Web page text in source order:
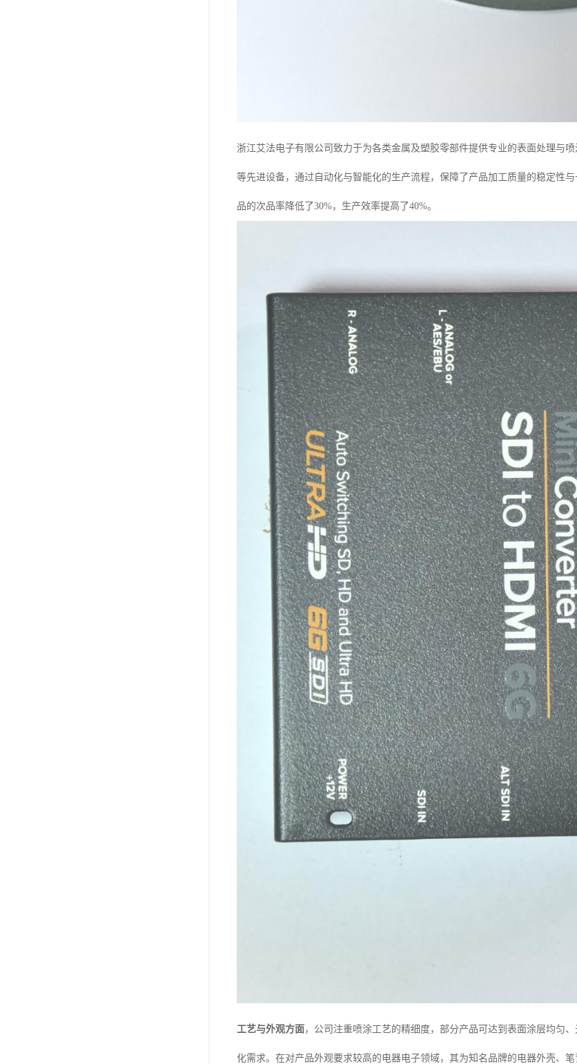
浙江艾法电子有限公司致力于为各类金属及塑胶零部件提供专业的表面处理与
等先进设备，通过自动化与智能化的生产流程，保障了产品加工质量的稳定性
品的次品率降低了30%，生产效率提高了40%。
工艺与外观方面 ，公司注重喷涂工艺的精细度，部分产品可达到表面涂层均匀
化需求。在对产品外观要求较高的电器电子领域，其为知名品牌的电器外壳、